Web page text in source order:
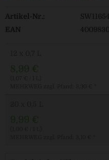
Artikel-Nr.:
SW11654
EAN
8,99 €
9,99 €